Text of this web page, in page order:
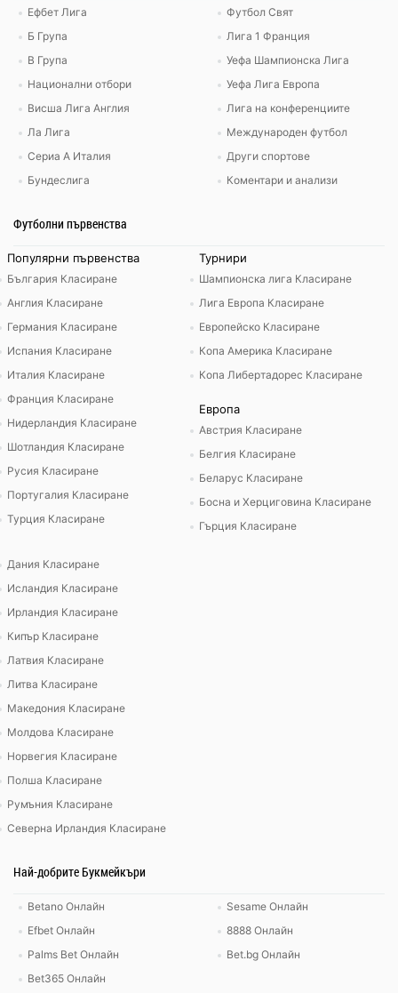
Ефбет Лига
Б Група
В Група
Национални отбори
Висша Лига Англия
Ла Лига
Сериа А Италия
Бундеслига
Футбол Свят
Лига 1 Франция
Уефа Шампионска Лига
Уефа Лига Европа
Лига на конференциите
Международен футбол
Други спортове
Коментари и анализи
Футболни първенства
Популярни първенства
България Класиране
Англия Класиране
Германия Класиране
Испания Класиране
Италия Класиране
Франция Класиране
Нидерландия Класиране
Шотландия Класиране
Русия Класиране
Португалия Класиране
Турция Класиране
Турнири
Шампионска лига Класиране
Лига Европа Класиране
Европейско Класиране
Копа Америка Класиране
Копа Либертадорес Класиране
Европа
Австрия Класиране
Белгия Класиране
Беларус Класиране
Босна и Херциговина Класиране
Гърция Класиране
Дания Класиране
Исландия Класиране
Ирландия Класиране
Кипър Класиране
Латвия Класиране
Литва Класиране
Македония Класиране
Молдова Класиране
Норвегия Класиране
Полша Класиране
Румъния Класиране
Северна Ирландия Класиране
Най-добрите Букмейкъри
Betano Онлайн
Efbet Онлайн
Palms Bet Онлайн
Bet365 Онлайн
Sesame Онлайн
8888 Онлайн
Bet.bg Онлайн